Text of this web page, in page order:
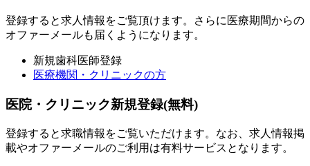
登録すると求人情報をご覧頂けます。さらに医療期間からの
オファーメールも届くようになります。
新規歯科医師登録
医療機関・クリニックの方
医院・クリニック新規登録(無料)
登録すると求職情報をご覧いただけます。なお、求人情報掲
載やオファーメールのご利用は有料サービスとなります。